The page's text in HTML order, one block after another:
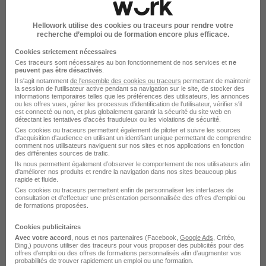
Alternance - Commercial Relation à
Distance H/F
PRO BTP
Vanves - 92 Alternance 492,22 - 1 823,03 € / mois
Voir l’offre
il y a 28 jours
Alternance Téléprospecteur H/F
ISOR
Hellowork utilise des cookies ou traceurs pour rendre votre
recherche d’emploi ou de formation encore plus efficace.
Cookies strictement nécessaires
Ces traceurs sont nécessaires au bon fonctionnement de nos services et ne
peuvent pas être désactivés
Il s'agit notamment de l'ensemble des cookies ou traceurs permettant de maintenir
la session de l'utilisateur active pendant sa navigation sur le site, de stocker des
informations temporaires telles que les préférences des utilisateurs, les annonces
ou les offres vues, gérer les processus d'identification de l'utilisateur, vérifier s'il
est connecté ou non, et plus globalement garantir la sécurité du site web en
détectant les tentatives d'accès frauduleux ou les violations de sécurité.
Ces cookies ou traceurs permettent également de piloter et suivre les sources
d'acquisition d'audience en utilisant un identifiant unique permettant de comprendre
comment nos utilisateurs naviguent sur nos sites et nos applications en fonction
des différentes sources de trafic.
Ils nous permettent également d’observer le comportement de nos utilisateurs afin
d'améliorer nos produits et rendre la navigation dans nos sites beaucoup plus
rapide et fluide.
Ces cookies ou traceurs permettent enfin de personnaliser les interfaces de
consultation et d'effectuer une présentation personnalisée des offres d'emploi ou
de formations proposées.
Cookies publicitaires
Avec votre accord , nous et nos partenaires (Facebook, Google Ads , Critéo,
Bing,) pouvons utiliser des traceurs pour vous proposer des publicités pour des
offres d’emploi ou des offres de formations personnalisés afin d’augmenter vos
probabilités de trouver rapidement un emploi ou une formation.